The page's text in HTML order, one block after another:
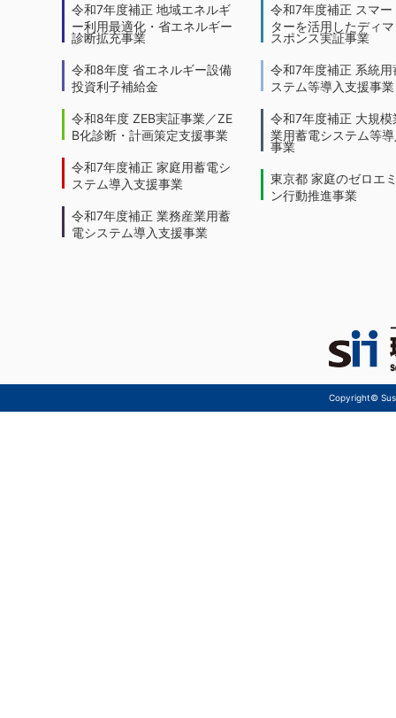
令和7年度補正 地域エネルギ
ー利用最適化・省エネルギー
診断拡充事業
令和8年度 省エネルギー設備
投資利子補給金
令和8年度 ZEB実証事業／ZE
B化診断・計画策定支援事業
令和7年度補正 家庭用蓄電シ
ステム導入支援事業
令和7年度補正 業務産業用蓄
電システム導入支援事業
令和7年度補正 スマー
ターを活用したディ
スポンス実証事業
令和7年度補正 系統用
ステム等導入支援事業
令和7年度補正 大規模
業用蓄電システム等
事業
東京都 家庭のゼロエ
ン行動推進事業
Copyright©